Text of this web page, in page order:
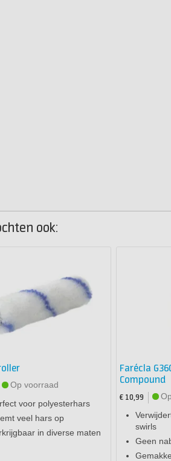
ook:
Op voorraad
voor polyesterhars
veel hars op
in diverse maten
Farécla
Compound
€ 10,99
swirls
Geen